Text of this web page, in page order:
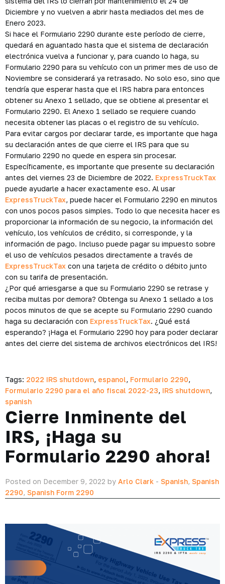
Diciembre y no vuelven a abrir hasta mediados del mes de
Enero 2023.
Si hace el Formulario 2290 durante este período de cierre,
quedará en aguantado hasta que el sistema de declaración
electrónica vuelva a funcionar y, para cuando lo haga, su
Formulario 2290 para su vehículo con un primer mes de uso de
Noviembre se considerará ya retrasado. No solo eso, sino que
tendría que esperar hasta que el IRS habra para entonces
obtener su Anexo 1 sellado, que se obtiene al presentar el
Formulario 2290. El Anexo 1 sellado se requiere cuando
necesita obtener las placas o el registro de su vehículo.
Para evitar cargos por declarar tarde, es importante que haga
su declaración antes de que cierre el IRS para que su
Formulario 2290 no quede en espera sin procesar.
Específicamente, es importante que presente su declaración
antes del viernes 23 de Diciembre de 2022. ExpressTruckTax
puede ayudarle a hacer exactamente eso. Al usar
ExpressTruckTax, puede hacer el Formulario 2290 en minutos
con unos pocos pasos simples. Todo lo que necesita hacer es
proporcionar la información de su negocio, la información del
vehículo, los vehículos de crédito, si corresponde, y la
información de pago. Incluso puede pagar su impuesto sobre
el uso de vehículos pesados directamente a través de
ExpressTruckTax con una tarjeta de crédito o débito junto
con su tarifa de presentación.
¿Por qué arriesgarse a que su Formulario 2290 se retrase y
reciba multas por demora? Obtenga su Anexo 1 sellado a los
pocos minutos de que se acepte su Formulario 2290 cuando
haga su declaración con ExpressTruckTax. ¿Qué está
esperando? ¡Haga el Formulario 2290 hoy para poder declarar
antes del cierre del sistema de archivos electrónicos del IRS!
Tags: 2022 IRS shutdown, espanol, Formulario 2290,
Formulario 2290 para el año fiscal 2022-23, IRS shutdown,
spanish
Cierre Inminente del
IRS, ¡Haga su
Formulario 2290 ahora!
Posted on December 9, 2022 by Arlo Clark - Spanish, Spanish
2290, Spanish Form 2290